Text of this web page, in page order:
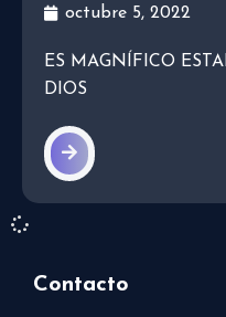
octubre 5, 2022
ES MAGNÍFICO
DIOS
Contacto